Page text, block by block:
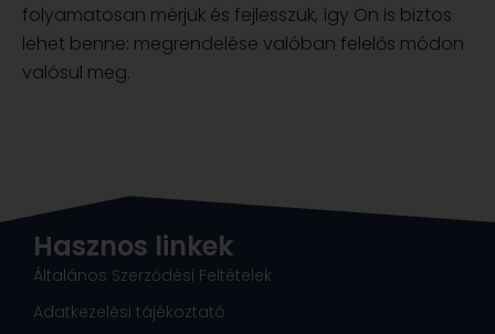
folyamatosan mérjük és fejlesszük, így Ön is biztos
lehet benne: megrendelése valóban felelős módon
valósul meg.
Hasznos linkek
Általános Szerződési Feltételek
Adatkezelési tájékoztató